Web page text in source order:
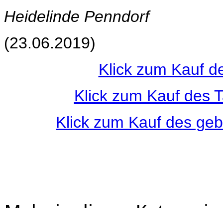
Heidelinde Penndorf
(23.06.2019)
Klick zum Kauf
Klick zum Kauf des
Klick zum Kauf des